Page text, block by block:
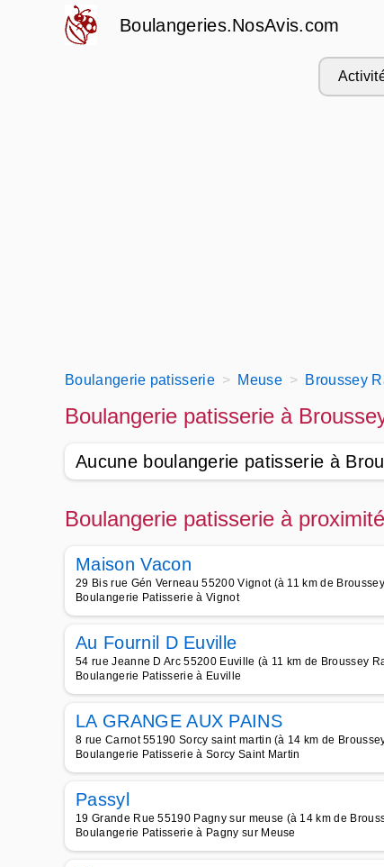
Boulangeries.NosAvis.com
Boulangerie patisserie Meuse Broussey
Boulangerie patisserie à
Aucune boulangerie patisserie à
Boulangerie patisserie à
Maison Vacon
29 Bis rue Gén Verneau 55200 Vignot (à 11 km de
Boulangerie Patisserie à Vignot
Au Fournil D Euville
54 rue Jeanne D Arc 55200 Euville (à 11 km de Broussey
Boulangerie Patisserie à Euville
LA GRANGE AUX PAINS
8 rue Carnot 55190 Sorcy saint martin (à 14 km de
Boulangerie Patisserie à Sorcy Saint Martin
Passyl
19 Grande Rue 55190 Pagny sur meuse (à 14 km de
Boulangerie Patisserie à Pagny sur Meuse